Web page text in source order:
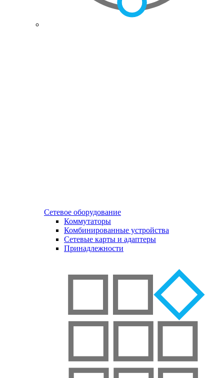
Сетевое оборудование
Коммутаторы
Комбинированные устройства
Сетевые карты и адаптеры
Принадлежности